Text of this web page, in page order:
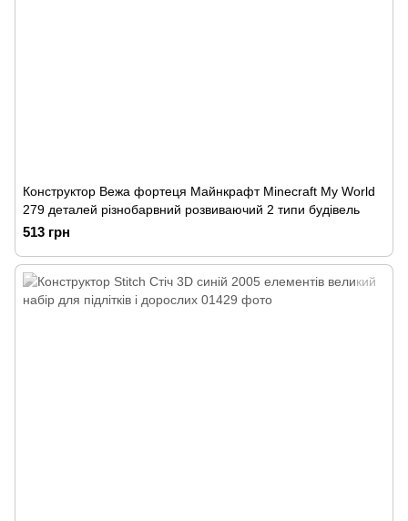
Конструктор Вежа фортеця Майнкрафт Minecraft My World
279 деталей різнобарвний розвиваючий 2 типи будівель
513 грн